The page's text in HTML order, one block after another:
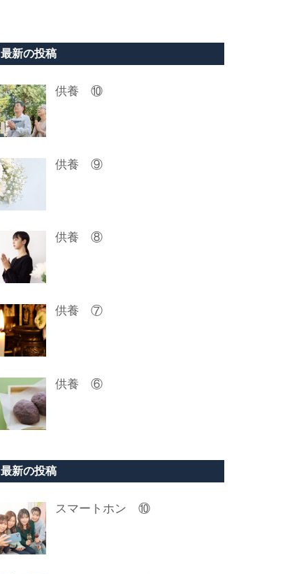
最新の投稿
供養 ⑩
供養 ⑨
供養 ⑧
供養 ⑦
供養 ⑥
最新の投稿
スマートホン ⑩